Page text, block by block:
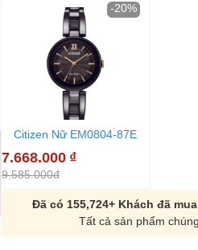
Citizen Nữ EM0804-87E
7.668.000 ₫
9.585.000đ
-20%
Đã có 155,724+ Khách đã
Tất cả sản phẩm